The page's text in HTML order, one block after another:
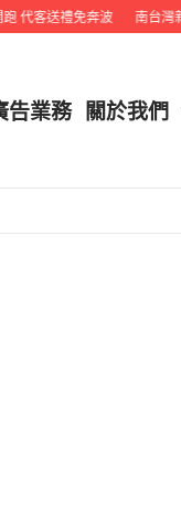
送禮免奔波 南台灣新聞
告業務 關於我們